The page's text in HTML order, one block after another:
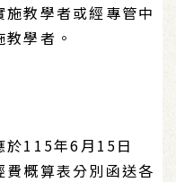
教學者或經專管中
學者。
於115年6月15日
費概算表分別函送各